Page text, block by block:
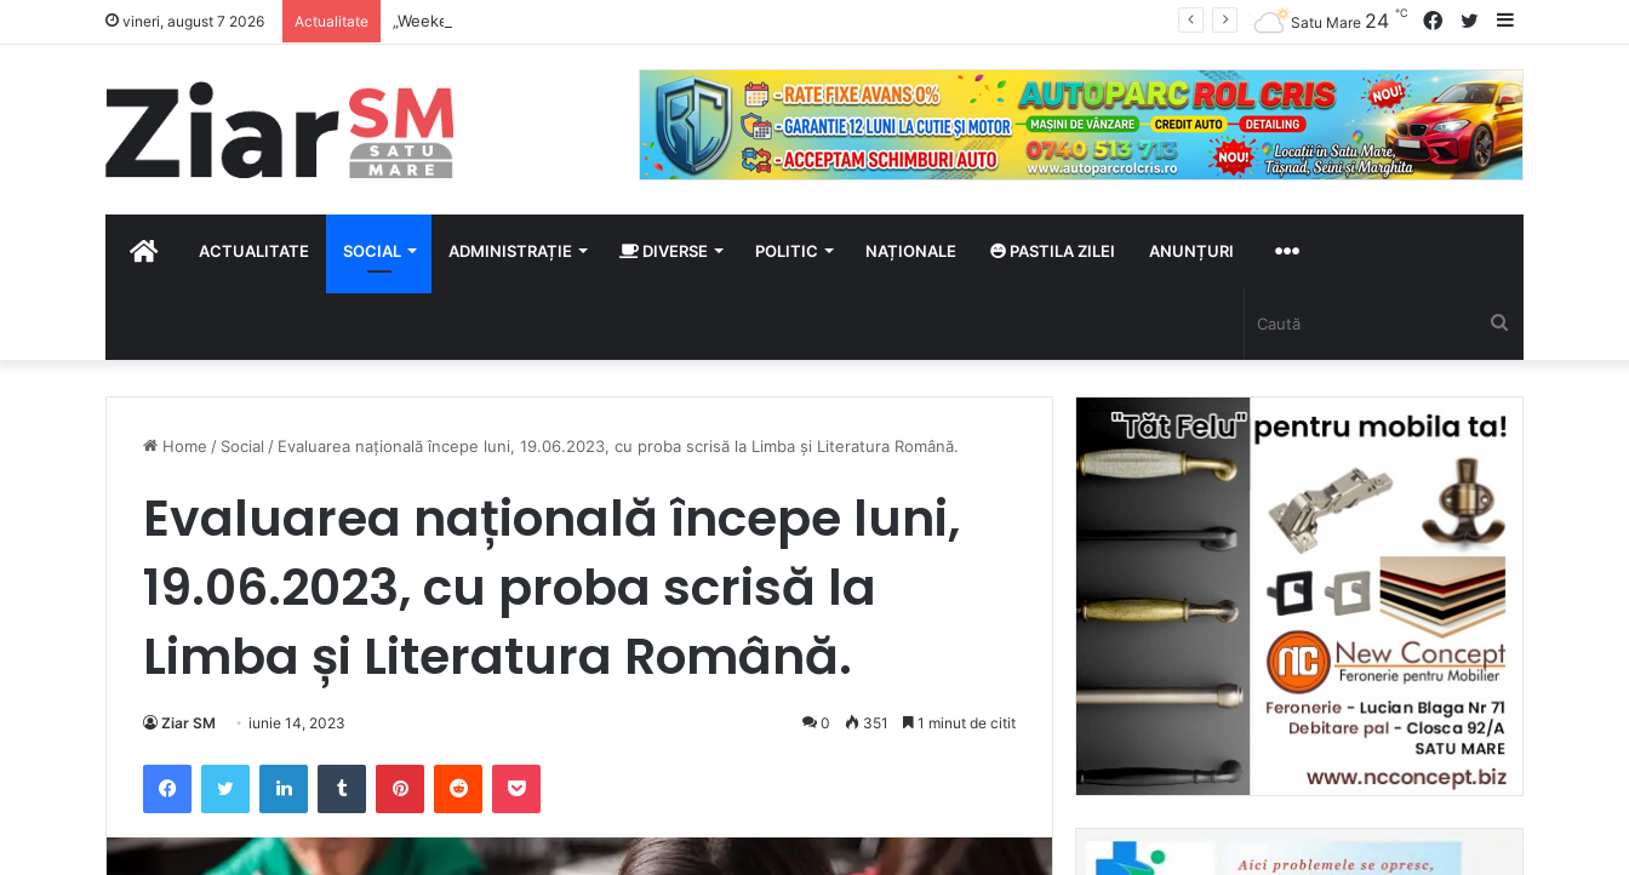
vineri, august 7 2026 Actualitate „Weekend în mișcare” continuă la Satu Mare cu două antrenamente gratuite pe malul Someșului Sidebar
Twitter
Facebook
Satu Mare 24 ℃
HOMEACTUALITATE SOCIAL ADMINISTRAȚIE DIVERSE POLITIC NAȚIONALE PASTILA ZILEI ANUNȚURI
MULTE
Home / Social / Evaluarea națională începe luni, 19.06.2023, cu proba scrisă la Limba și Literatura Română.
Evaluarea națională începe luni,
19.06.2023, cu proba scrisă la
Limba și Literatura Română.
Ziar SM iunie 14, 2023 0 351 1 minut de citit
FacebookTwitter LinkedInTumblr PinterestReddit Pocket